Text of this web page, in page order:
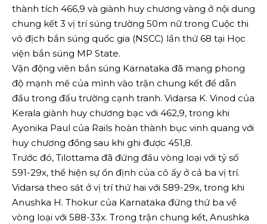
thành tích 466,9 và giành huy chương vàng ở nội dung
chung kết 3 vị trí súng trường 50m nữ trong Cuộc thi
vô địch bắn súng quốc gia (NSCC) lần thứ 68 tại Học
viện bắn súng MP State.
Vận động viên bắn súng Karnataka đã mang phong
độ mạnh mẽ của mình vào trận chung kết để dẫn
đầu trong đấu trường cạnh tranh. Vidarsa K. Vinod của
Kerala giành huy chương bạc với 462,9, trong khi
Ayonika Paul của Rails hoàn thành bục vinh quang với
huy chương đồng sau khi ghi được 451,8.
Trước đó, Tilottama đã đứng đầu vòng loại với tỷ số
591-29x, thể hiện sự ổn định của cô ấy ở cả ba vị trí.
Vidarsa theo sát ở vị trí thứ hai với 589-29x, trong khi
Anushka H. Thokur của Karnataka đứng thứ ba về
vòng loại với 588-33x. Trong trận chung kết, Anushka